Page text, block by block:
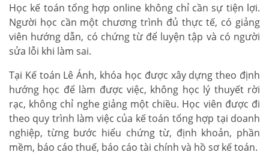
Học kế toán tổng hợp online không chỉ cần sự tiện lợi.
Người học cần một chương trình đủ thực tế, có giảng
viên hướng dẫn, có chứng từ để luyện tập và có người
sửa lỗi khi làm sai.
Tại Kế toán Lê Ánh, khóa học được xây dựng theo định
hướng học để làm được việc, không học lý thuyết rời
rạc, không chỉ nghe giảng một chiều. Học viên được đi
theo quy trình làm việc của kế toán tổng hợp tại doanh
nghiệp, từng bước hiểu chứng từ, định khoản, phần
mềm, báo cáo thuế, báo cáo tài chính và hồ sơ kế toán.